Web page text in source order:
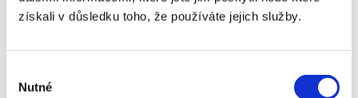
získali v důsledku toho, že používáte jejich služby.
souhlasu
Nutné
Na co si dát pozor při sjednání půjčky na ruku? I
pro naléhavé finanční situace, je důležité
aspektům: